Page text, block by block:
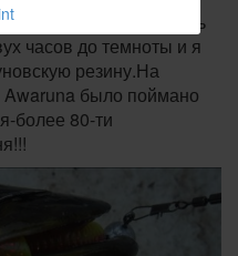
и поплыл поблеснить
часов до темноты и я
резину.На
Awaruna было поймано
более 80-ти